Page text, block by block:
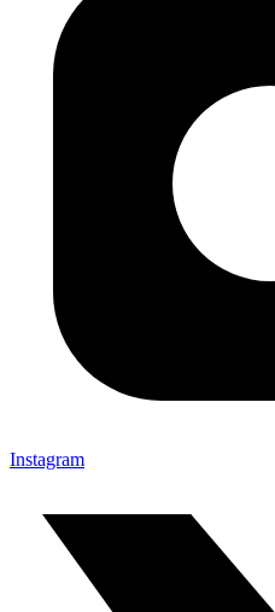
Instagram